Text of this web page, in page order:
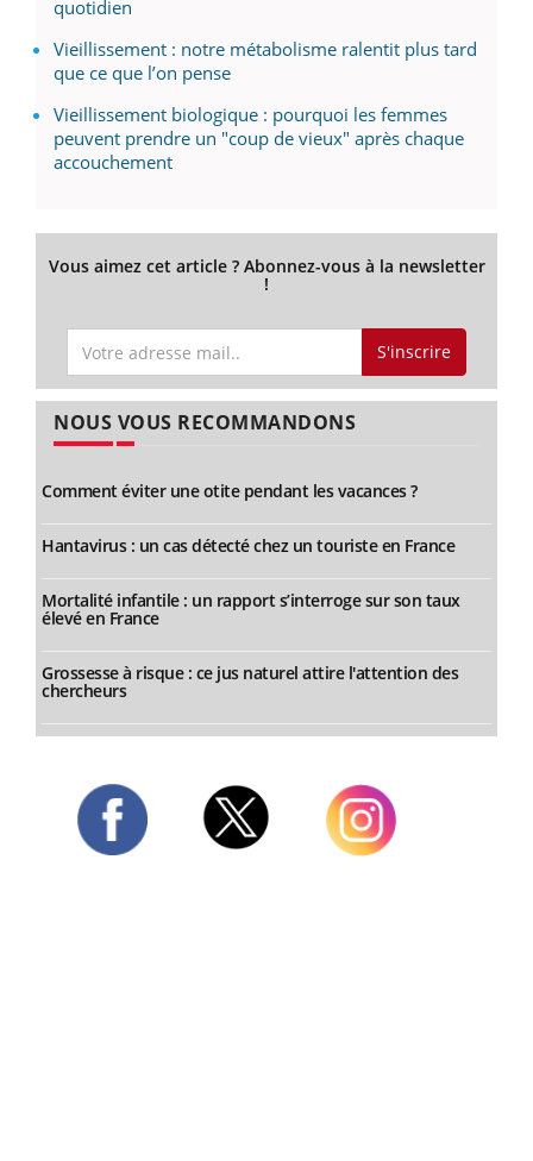
quotidien
Vieillissement : notre métabolisme ralentit plus tard
que ce que l’on pense
Vieillissement biologique : pourquoi les femmes
peuvent prendre un "coup de vieux" après chaque
accouchement
Vous aimez cet article ? Abonnez-vous à la newsletter
!
S'inscrire
NOUS VOUS RECOMMANDONS
Comment éviter une otite pendant les vacances ?
Hantavirus : un cas détecté chez un touriste en France
Mortalité infantile : un rapport s’interroge sur son taux
élevé en France
Grossesse à risque : ce jus naturel attire l'attention des
chercheurs